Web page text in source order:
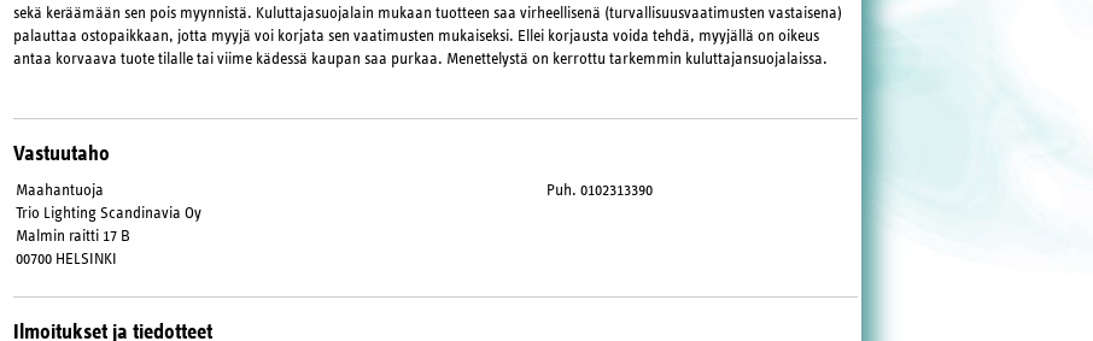
sekä keräämään sen pois myynnistä. Kuluttajasuojalain mukaan tuotteen saa virheellisenä (turvallisuusvaatimusten vastaisena)
palauttaa ostopaikkaan, jotta myyjä voi korjata sen vaatimusten mukaiseksi. Ellei korjausta voida tehdä, myyjällä on oikeus
antaa korvaava tuote tilalle tai viime kädessä kaupan saa purkaa. Menettelystä on kerrottu tarkemmin kuluttajansuojalaissa.
Vastuutaho
Maahantuoja
Trio Lighting Scandinavia Oy
Malmin raitti 17 B
00700 HELSINKI
Puh. 0102313390
Ilmoitukset ja tiedotteet